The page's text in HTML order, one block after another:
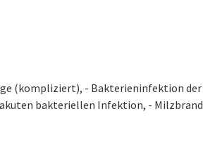
(kompliziert), - Bakterieninfektion der
bakteriellen Infektion, - Milzbrand